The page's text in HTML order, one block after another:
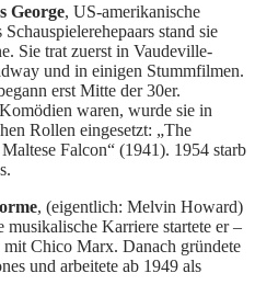
George, US-amerikanische
stand sie
Sie trat zuerst in Vaudeville-
und in einigen Stummfilmen.
erst Mitte der 30er.
waren, wurde sie in
Rollen eingesetzt: „The
Falcon“ (1941). 1954 starb
, (eigentlich: Melvin Howard)
musikalische Karriere startete er –
Chico Marx. Danach gründete
und arbeitete ab 1949 als